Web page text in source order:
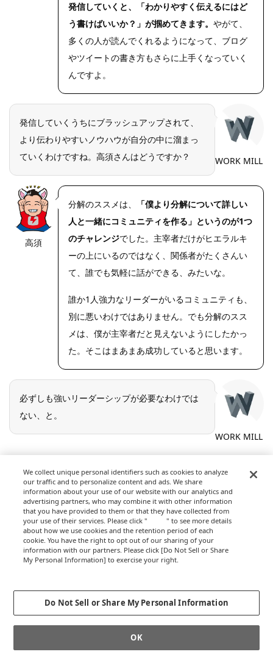
発信していくと、「わかりやすく伝えるにはど
う書けばいいか？」が掴めてきます。 やがて、
多くの人が読んでくれるようになって、ブログ
やツイートの書き方もさらに上手くなっていく
んですよ。
発信していくうちにブラッシュアップされて、
より伝わりやすいノウハウが自分の中に溜まっ
ていくわけですね。高須さんはどうですか？
WORK MILL
https://riseph
高須
分解のススメは、
「僕より分解について詳しい
人と一緒にコミュニティを作る」というのが1つ
のチャレンジでした。主宰者だけがヒエラルキ
ーの上にいるのではなく、関係者がたくさんい
て、誰でも気軽に話ができる、みたいな。
誰か1人強力なリーダーがいるコミュニティも、
別に悪いわけではありません。でも分解のスス
メは、僕が主宰者だと見えないようにしたかっ
た。そこはまあまあ成功していると思います。
必ずしも強いリーダーシップが必要なわけでは
ない、と。
WORK MILL
https://riseph
oto.net/
高須
あとは、続けていくと似たようなパーソナリテ
ィの人が多くなってくるので、時にはまったく
違う人を連れてくる、とか。分解のススメでい
うと、ギャル電（※）さんはまさにそれです
ね。
We collect unique personal identifiers such as cookies to analyze
our traffic and to personalize content and ads. We share
information about your use of our website with our analytics and
advertising partners, who may combine it with other information
that you have provided to them or that they have collected from
your use of their services. Please click "
here" to see more details
about how we use cookies and the retention period of each
cookie. You have the right to opt out of our sharing of your
information with our partners. Please click [Do Not Sell or Share
My Personal Information] to exercise your right.
Do Not Sell or Share My Personal Information
OK